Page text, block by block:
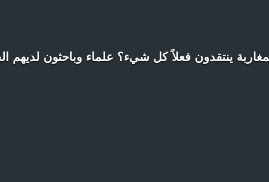
ينتقدون فعلاً كل شيء؟ علماء وباحثون لديهم